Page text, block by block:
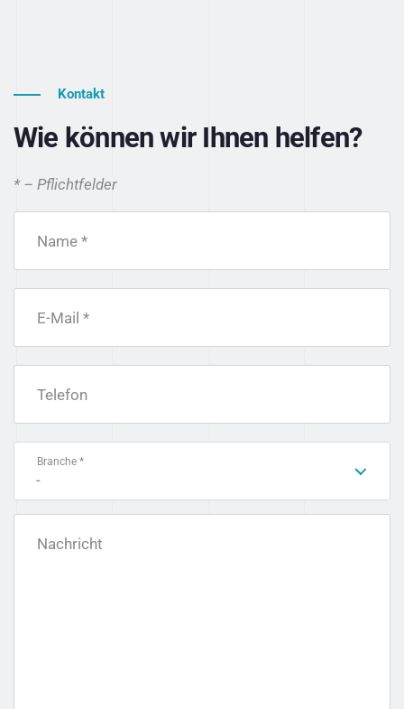
Kontakt
Wie können wir Ihnen helfen?
* – Pflichtfelder
Name *
E-Mail *
Telefon
Branche *
-
Nachricht